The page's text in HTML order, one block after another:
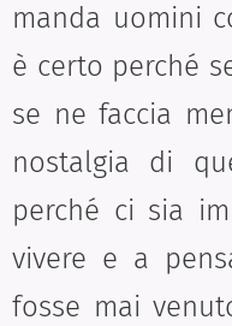
manda uomini
è certo perché
se ne faccia
nostalgia di
perché ci sia
vivere e a
fosse mai